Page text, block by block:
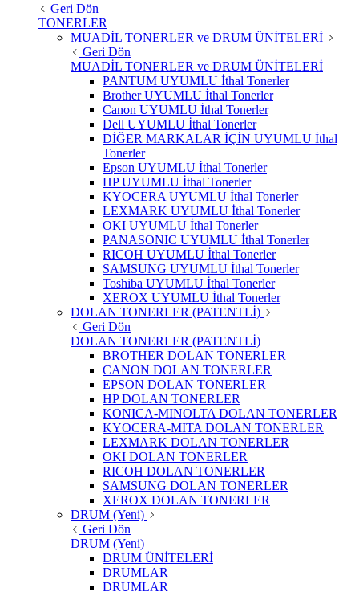
Geri Dön
TONERLER
MUADİL TONERLER ve DRUM ÜNİTELERİ
Geri Dön
MUADİL TONERLER ve DRUM ÜNİTELERİ
PANTUM UYUMLU İthal Tonerler
Brother UYUMLU İthal Tonerler
Canon UYUMLU İthal Tonerler
Dell UYUMLU İthal Tonerler
DİĞER MARKALAR İÇİN UYUMLU İthal
Tonerler
Epson UYUMLU İthal Tonerler
HP UYUMLU İthal Tonerler
KYOCERA UYUMLU İthal Tonerler
LEXMARK UYUMLU İthal Tonerler
OKI UYUMLU İthal Tonerler
PANASONIC UYUMLU İthal Tonerler
RICOH UYUMLU İthal Tonerler
SAMSUNG UYUMLU İthal Tonerler
Toshiba UYUMLU İthal Tonerler
XEROX UYUMLU İthal Tonerler
DOLAN TONERLER (PATENTLİ)
Geri Dön
DOLAN TONERLER (PATENTLİ)
BROTHER DOLAN TONERLER
CANON DOLAN TONERLER
EPSON DOLAN TONERLER
HP DOLAN TONERLER
KONICA-MINOLTA DOLAN TONERLER
KYOCERA-MITA DOLAN TONERLER
LEXMARK DOLAN TONERLER
OKI DOLAN TONERLER
RICOH DOLAN TONERLER
SAMSUNG DOLAN TONERLER
XEROX DOLAN TONERLER
DRUM (Yeni)
Geri Dön
DRUM (Yeni)
DRUM ÜNİTELERİ
DRUMLAR
DRUMLAR